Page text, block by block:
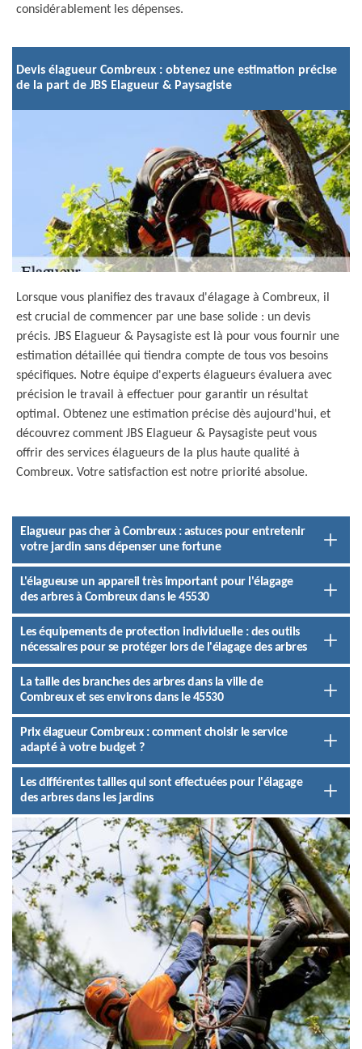
considérablement les dépenses.
Devis élagueur Combreux : obtenez une estimation précise
de la part de JBS Elagueur & Paysagiste
Lorsque vous planifiez des travaux d'élagage à Combreux, il
est crucial de commencer par une base solide : un devis
précis. JBS Elagueur & Paysagiste est là pour vous fournir une
estimation détaillée qui tiendra compte de tous vos besoins
spécifiques. Notre équipe d'experts élagueurs évaluera avec
précision le travail à effectuer pour garantir un résultat
optimal. Obtenez une estimation précise dès aujourd'hui, et
découvrez comment JBS Elagueur & Paysagiste peut vous
offrir des services élagueurs de la plus haute qualité à
Combreux. Votre satisfaction est notre priorité absolue.
Elagueur pas cher à Combreux : astuces pour entretenir
votre jardin sans dépenser une fortune
L'élagueuse un appareil très important pour l'élagage
des arbres à Combreux dans le 45530
Les équipements de protection individuelle : des outils
nécessaires pour se protéger lors de l'élagage des arbres
La taille des branches des arbres dans la ville de
Combreux et ses environs dans le 45530
Prix élagueur Combreux : comment choisir le service
adapté à votre budget ?
Les différentes tailles qui sont effectuées pour l'élagage
des arbres dans les jardins